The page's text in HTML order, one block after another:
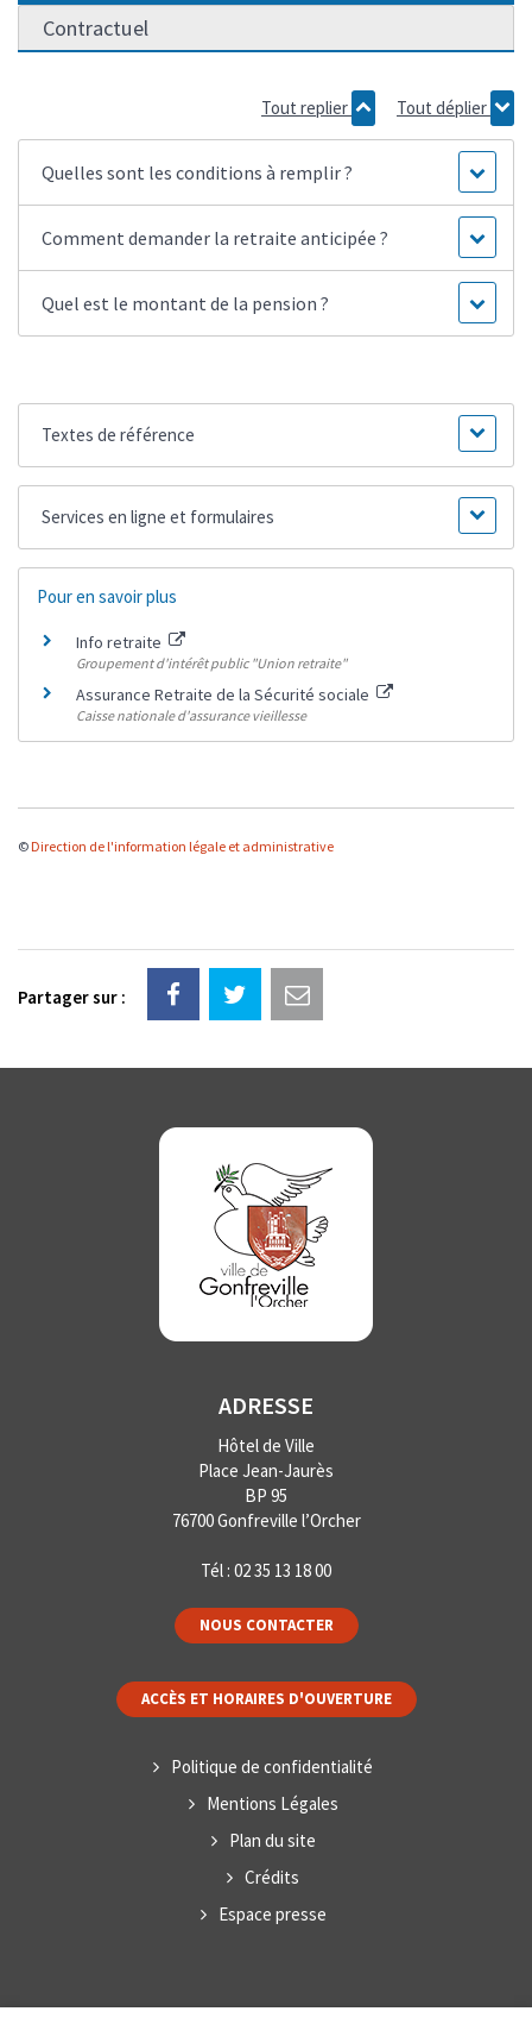
Contractuel
Tout replier Tout déplier
Quelles sont les conditions à remplir ?
Comment demander la retraite anticipée ?
Quel est le montant de la pension ?
Textes de référence
Services en ligne et formulaires
Pour en savoir plus
Info retraite
Groupement d'intérêt public "Union retraite"
Assurance Retraite de la Sécurité sociale
Caisse nationale d'assurance vieillesse
© Direction de l'information légale et administrative
Partager sur :
ADRESSE
Hôtel de Ville
Place Jean-Jaurès
BP 95
76700 Gonfreville l’Orcher
Tél : 02 35 13 18 00
NOUS CONTACTER
ACCÈS ET HORAIRES D'OUVERTURE
Politique de confidentialité
Mentions Légales
Plan du site
Crédits
Espace presse